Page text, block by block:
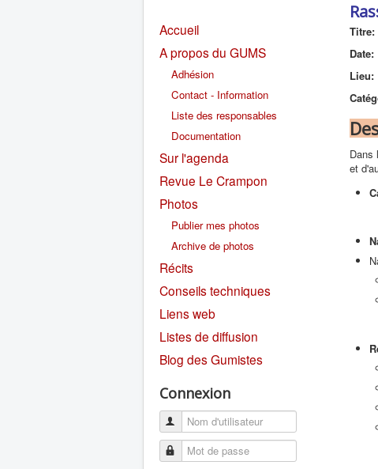
Accueil
A propos du GUMS
Adhésion
Contact - Information
Liste des responsables
Documentation
Sur l'agenda
Revue Le Crampon
Photos
Publier mes photos
Archive de photos
Récits
Conseils techniques
Liens web
Listes de diffusion
Blog des Gumistes
Connexion
Titre:
Date:
Lieu:
Dans
et